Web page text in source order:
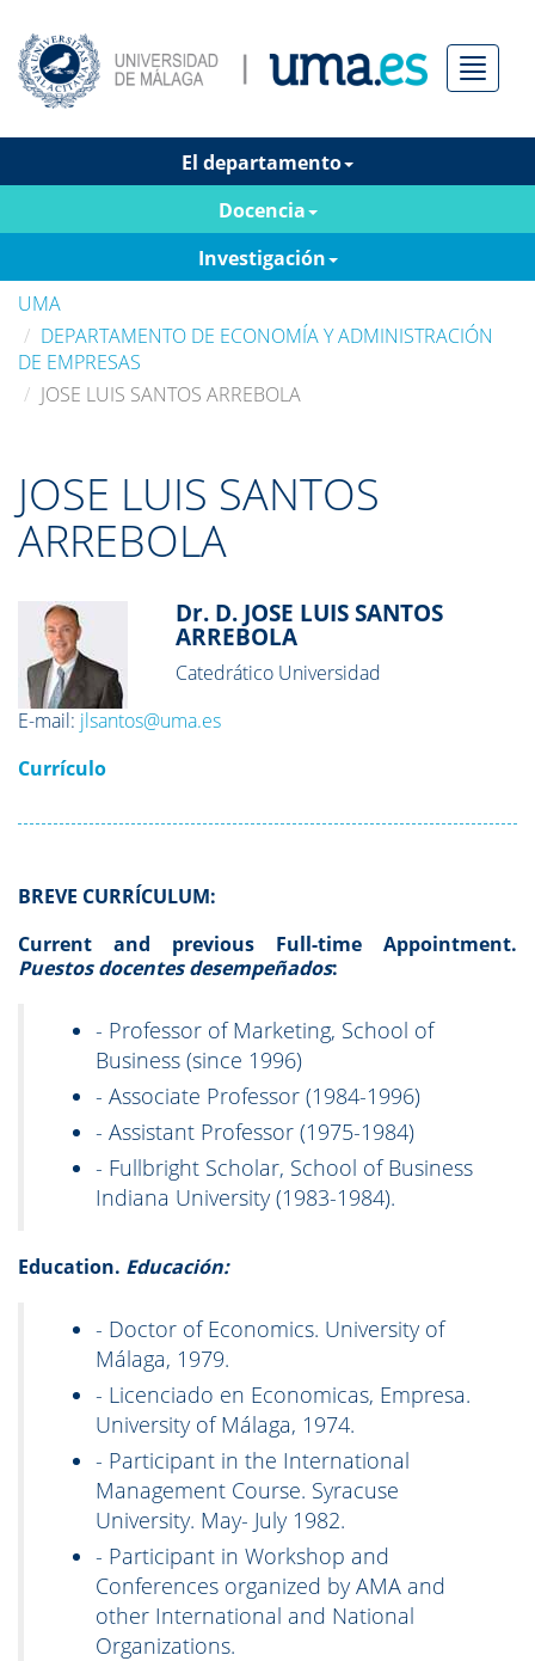
Menú
El departamento
Docencia
Investigación
UMA
DEPARTAMENTO DE ECONOMÍA Y ADMINISTRACIÓN
DE EMPRESAS
JOSE LUIS SANTOS ARREBOLA
JOSE LUIS SANTOS
ARREBOLA
Dr. D. JOSE LUIS SANTOS
ARREBOLA
Catedrático Universidad
E-mail: jlsantos@uma.es
Currículo
BREVE CURRÍCULUM:
Current and previous Full-time Appointment.
Puestos docentes desempeñados:
- Professor of Marketing, School of
Business (since 1996)
- Associate Professor (1984-1996)
- Assistant Professor (1975-1984)
- Fullbright Scholar, School of Business
Indiana University (1983-1984).
Education. Educación:
- Doctor of Economics. University of
Málaga, 1979.
- Licenciado en Economicas, Empresa.
University of Málaga, 1974.
- Participant in the International
Management Course. Syracuse
University. May- July 1982.
- Participant in Workshop and
Conferences organized by AMA and
other International and National
Organizations.